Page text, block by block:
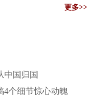
更多>>
中国归国
4个细节惊心动魄